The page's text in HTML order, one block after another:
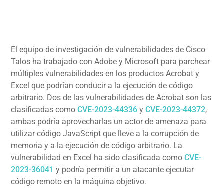
El equipo de investigación de vulnerabilidades de Cisco
Talos ha trabajado con Adobe y Microsoft para parchear
múltiples vulnerabilidades en los productos Acrobat y
Excel que podrían conducir a la ejecución de código
arbitrario. Dos de las vulnerabilidades de Acrobat son las
clasificadas comoCVE-2023-44336 yCVE-2023-44372,
ambas podría aprovecharlas un actor de amenaza para
utilizar código JavaScript que lleve a la corrupción de
memoria y a la ejecución de código arbitrario. La
vulnerabilidad en Excel ha sido clasificada comoCVE-
2023-36041 y podría permitir a un atacante ejecutar
código remoto en la máquina objetivo.